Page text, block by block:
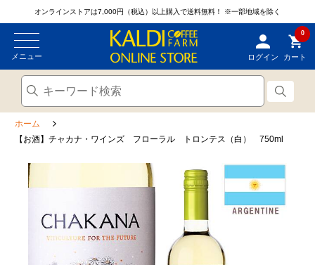
オンラインストアは7,000円（税込）以上購入で送料無料！ ※一部地域を除く
メニュー ログイン
0
カート
ホーム
【お酒】チャカナ・ワインズ フローラル トロンテス（白） 750ml